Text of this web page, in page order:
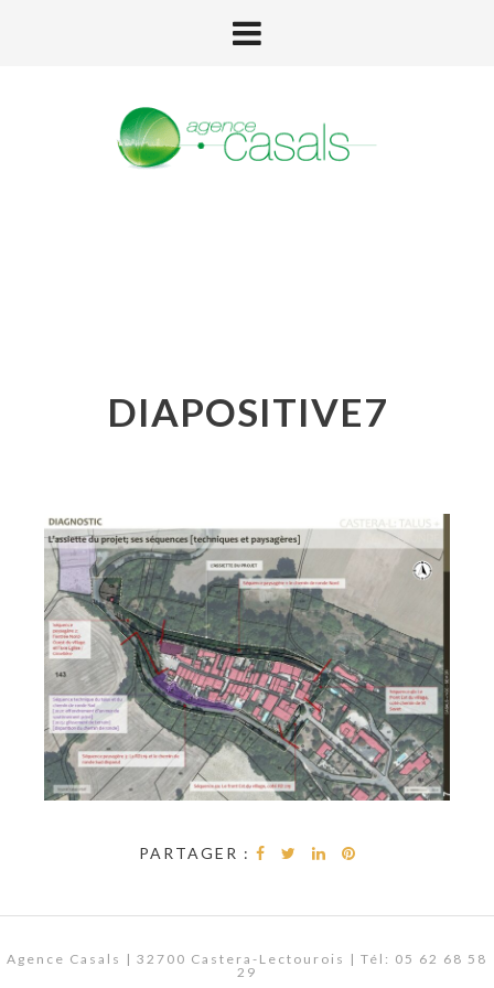
DIAPOSITIVE7
PARTAGER :
Agence Casals | 32700 Castera-Lectourois | Tél: 05 62 68 58
29